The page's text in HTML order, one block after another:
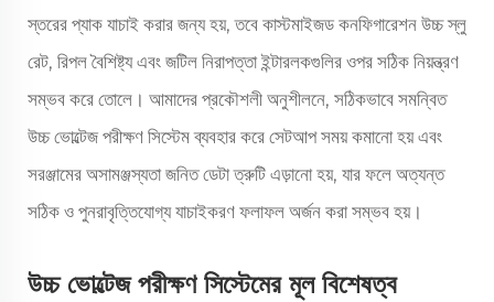
স্তরের প্যাক যাচাই করার জন্য হয়, তবে কাস্টমাইজড কনফিগারেশন উচ্চ স্লু
রেট, রিপল বৈশিষ্ট্য এবং জটিল নিরাপত্তা ইন্টারলকগুলির ওপর সঠিক নিয়ন্ত্রণ
সম্ভব করে তোলে। আমাদের প্রকৌশলী অনুশীলনে, সঠিকভাবে সমন্বিত
উচ্চ ভোল্টেজ পরীক্ষণ সিস্টেম ব্যবহার করে সেটআপ সময় কমানো হয় এবং
সরঞ্জামের অসামঞ্জস্যতা জনিত ডেটা ত্রুটি এড়ানো হয়, যার ফলে অত্যন্ত
সঠিক ও পুনরাবৃত্তিযোগ্য যাচাইকরণ ফলাফল অর্জন করা সম্ভব হয়।
উচ্চ ভোল্টেজ পরীক্ষণ সিস্টেমের মূল বিশেষত্ব